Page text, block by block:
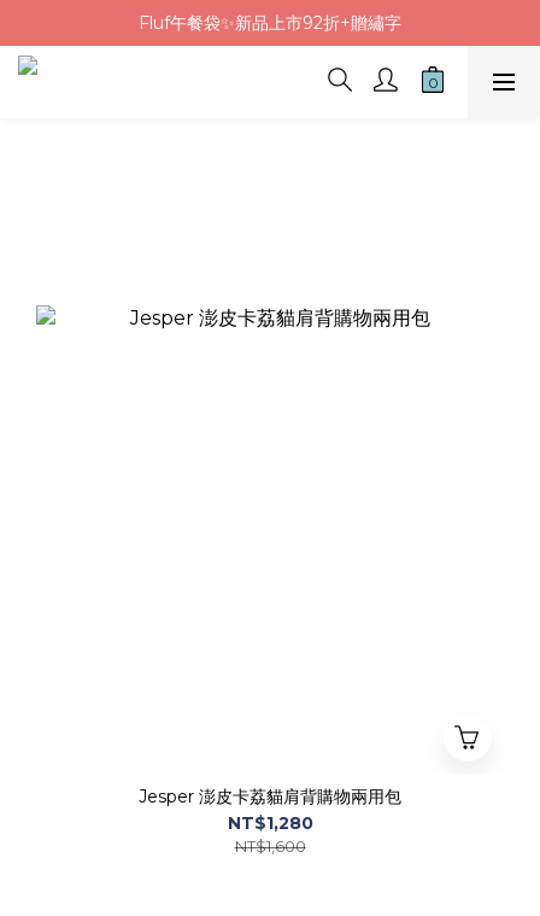
Fluf午餐袋✨新品上市92折+贈繡字
Fluf午餐袋✨新品上市92折+贈繡字
三色碗組上市🍚贈中英文姓名&【水果】雷雕
Jesper 澎皮卡荔貓肩背購物兩用包
NT$1,280
NT$1,600